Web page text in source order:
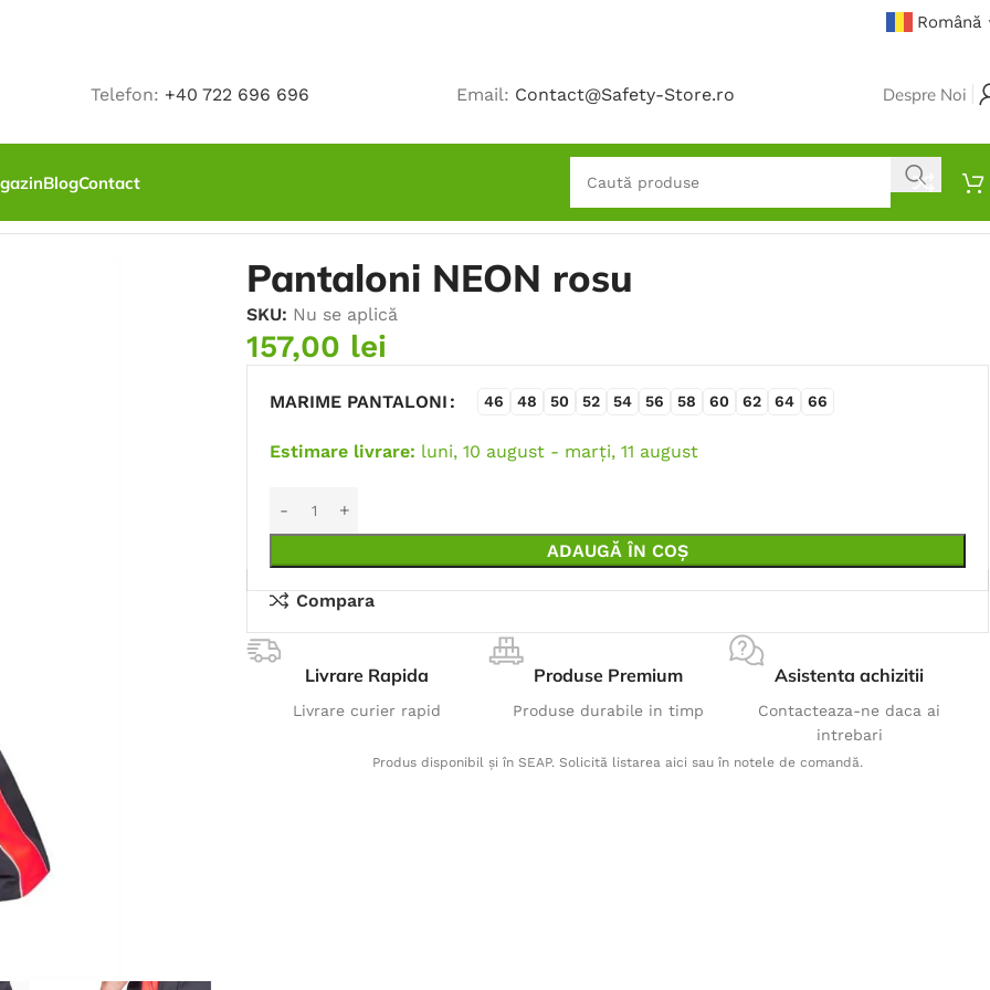
Română
Telefon: +40 722 696 696 Email: Contact@Safety-Store.ro Despre Noi
BlogContact
Pantaloni NEON rosu
SKU: Nu se aplică
157,00 lei
MARIME PANTALONI 46 48 50 52 54 56 58 60 62 64 66
Estimare livrare: luni, 10 august - marți, 11 august
ADAUGĂ ÎN COȘ
Compara
Livrare Rapida
Livrare curier rapid
Produse Premium
Produse durabile in timp
Asistenta achizitii
Contacteaza-ne daca ai
intrebari
Produs disponibil și în SEAP. Solicită listarea aici sau în notele de comandă.